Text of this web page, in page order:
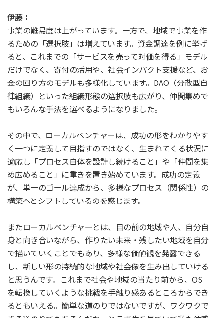
伊藤：
事業の難易度は上がっています。一方で、地域で事業を作
るための「選択肢」は増えています。資金調達を例に挙げ
ると、これまでの「サービスを売って対価を得る」モデル
だけでなく、寄付の活用や、社会インパクト支援など、お
金の回り方のモデルも多様化しています。DAO（分散型自
律組織）といった組織形態の選択肢も広がり、仲間集めで
もいろんな手法を選べるようになりました。
その中で、ローカルベンチャーは、成功の形をわかりやす
く一つに定義して目指すのではなく、生まれてくる状況に
適応し「プロセス自体を設計し続けること」や「仲間を集
め広めること」に重きを置き始めています。成功の定義
が、単一のゴール達成から、多様なプロセス（関係性）の
構築へとシフトしているのを感じます。
またローカルベンチャーとは、目の前の地域や人、自分自
身と向き合いながら、作りたい未来・残したい地域を自分
で描いていくことでもあり、多様な価値観を発露できる
し、新しい形の持続的な地域や社会像を生み出していける
と思うんです。これまで社会や地域の当たり前から、OS
を転換していくような挑戦を手触り感あるところからでき
るともいえる。簡単な道のりではないですが、ワクワクで